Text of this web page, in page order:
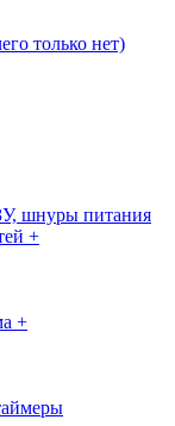
только нет)
шнуры питания
+
+